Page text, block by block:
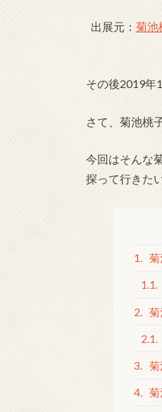
出展元： 菊池
その後2019年
さて、菊池桃
今回はそんな
探って行きた
1. 菊
1.1.
2. 菊
2.1.
3. 菊
4. 菊